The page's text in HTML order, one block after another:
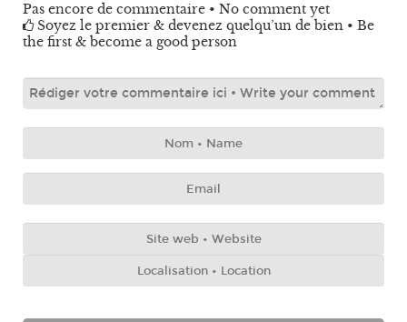
Pas encore de commentaire • No comment yet
Soyez le premier & devenez quelqu’un de bien • Be
the first & become a good person